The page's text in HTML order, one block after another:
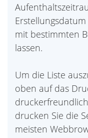
mit bestimmten
lassen.
Um die Liste
oben auf das
drucken Sie die
meisten